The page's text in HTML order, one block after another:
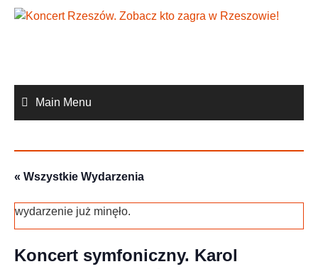
Skip
Main Menu
« Wszystkie Wydarzenia
wydarzenie już minęło.
Koncert symfoniczny. Karol